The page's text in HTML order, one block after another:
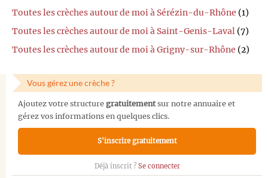
Toutes les crèches autour de moi à Sérézin-du-Rhône (1)
Toutes les crèches autour de moi à Saint-Genis-Laval (7)
Toutes les crèches autour de moi à Grigny-sur-Rhône (2)
Vous gérez une crèche ?
Ajoutez votre structure gratuitementsur notre annuaire et
gérez vos informations en quelques clics.
S'inscrire gratuitement
Déjà inscrit ? Se connecter